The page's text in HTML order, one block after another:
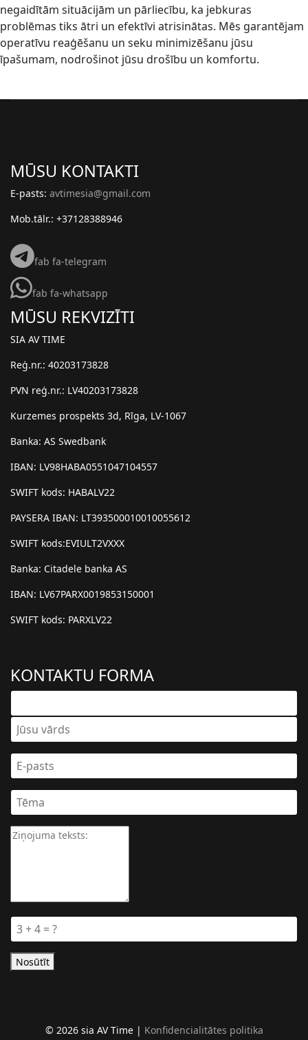
negaidītām situācijām un pārliecību, ka jebkuras
problēmas tiks ātri un efektīvi atrisinātas. Mēs garantējam
operatīvu reaģēšanu un seku minimizēšanu jūsu
īpašumam, nodrošinot jūsu drošību un komfortu.
MŪSU KONTAKTI
E-pasts: avtimesia@gmail.com
Mob.tālr.: +37128388946
fab fa-telegram
fab fa-whatsapp
MŪSU REKVIZĪTI
SIA AV TIME
Reģ.nr.: 40203173828
PVN reģ.nr.: LV40203173828
Kurzemes prospekts 3d, Rīga, LV-1067
Banka: AS Swedbank
IBAN: LV98HABA0551047104557
SWIFT kods: HABALV22
PAYSERA IBAN: LT393500010010055612
SWIFT kods:EVIULT2VXXX
Banka: Citadele banka AS
IBAN: LV67PARX0019853150001
SWIFT kods: PARXLV22
KONTAKTU FORMA
Nosūtīt
© 2026 sia AV Time | Konfidencialitātes politika